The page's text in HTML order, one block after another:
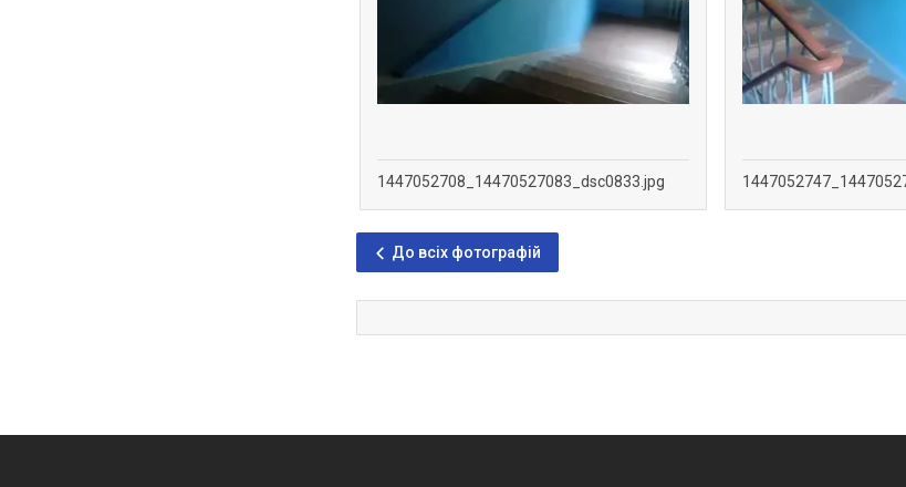
1447052708_14470527083_dsc0833.jpg
До всіх фотографій